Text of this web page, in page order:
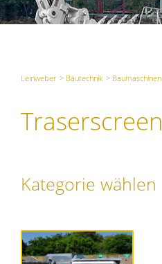
Leinweber Bautechnik Baumaschinen
Traserscreen
Kategorie wählen